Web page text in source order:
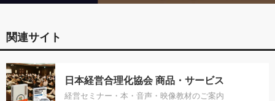
関連サイト
日本経営合理化協会 商品・サービス
経営セミナー・本・音声・映像教材のご案内